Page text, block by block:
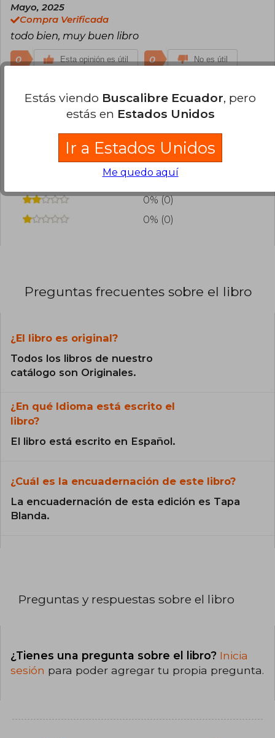
de 70.000 ejemplares.
Mayo, 2025
Compra Verificada
todo bien, muy buen libro
0 Esta opinión es útil 0 No es útil
¿Leíste este libro? Inicia sesiónpara poder
agregar tu propia evaluación
100% (1)
0% (0)
0% (0)
0% (0)
0% (0)
Preguntas frecuentes sobre el libro
¿El libro es original?
Todos los libros de nuestro
catálogo son Originales.
¿En qué Idioma está escrito el
libro?
El libro está escrito en Español.
¿Cuál es la encuadernación de este libro?
La encuadernación de esta edición es Tapa
Blanda.
Preguntas y respuestas sobre el libro
¿Tienes una pregunta sobre el libro? Inicia
sesión para poder agregar tu propia pregunta.
Estás viendo Buscalibre Ecuador, pero
estás en Estados Unidos
Ir a Estados Unidos
Me quedo aquí